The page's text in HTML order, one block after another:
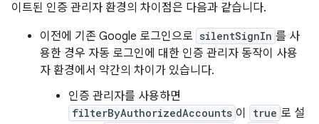
이트된 인증 관리자 환경의 차이점은 다음과 같습니다.
이전에 기존 Google 로그인으로 silentSignIn 를 사
용한 경우 자동 로그인에 대한 인증 관리자 동작이 사용
자 환경에서 약간의 차이가 있습니다.
인증 관리자를 사용하면
filterByAuthorizedAccounts 이 true 로 설